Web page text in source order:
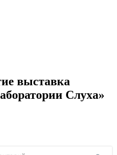
выставка
Слуха»